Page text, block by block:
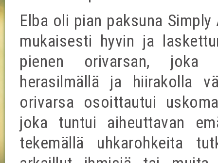
Elba oli pian paksuna
mukaisesti hyvin ja
pienen orivarsan, joka
herasilmällä ja hiirakolla
orivarsa osoittautui
joka tuntui aiheuttavan
tekemällä uhkarohkeita